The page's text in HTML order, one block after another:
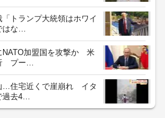
トランプ大統領はホワイ
はな…
加盟国を攻撃か 米
プー…
…住宅近くで崖崩れ イタ
過去4…